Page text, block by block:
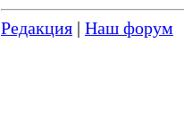
Редакция | Наш форум